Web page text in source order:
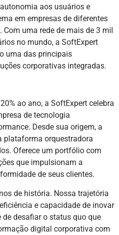
aos usuários e
em empresas de diferentes
uma rede de mais de 3 mil
no mundo, a SoftExpert
uma das principais
corporativas integradas.
ao ano, a SoftExpert celebra
de tecnologia
Desde sua origem, a
plataforma orquestradora
Oferece um portfólio com
que impulsionam a
de seus clientes.
de história. Nossa trajetória
e capacidade de inovar
desafiar o status quo que
digital corporativa com